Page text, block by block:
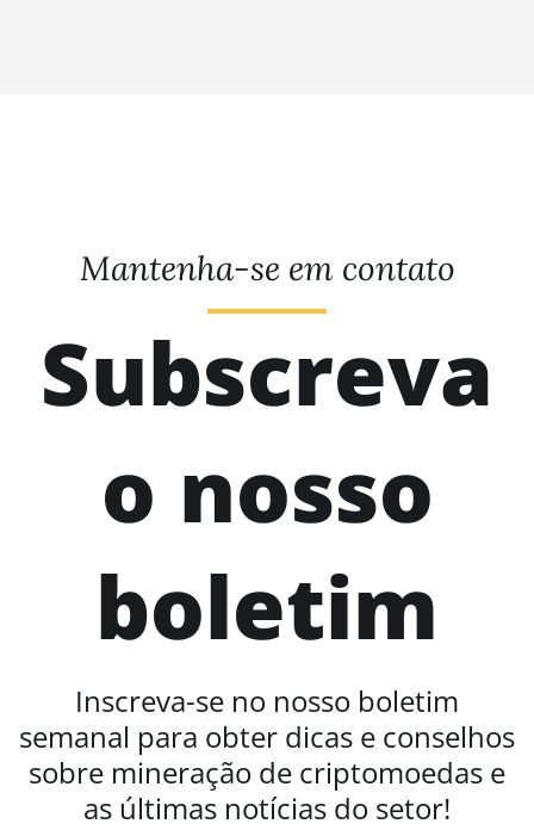
Mantenha-se em contato
Subscreva
o nosso
boletim
Inscreva-se no nosso boletim
semanal para obter dicas e conselhos
sobre mineração de criptomoedas e
as últimas notícias do setor!